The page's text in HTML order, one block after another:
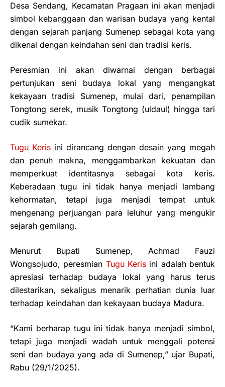
Desa Sendang, Kecamatan Pragaan ini akan menjadi
simbol kebanggaan dan warisan budaya yang kental
dengan sejarah panjang Sumenep sebagai kota yang
dikenal dengan keindahan seni dan tradisi keris.
Peresmian ini akan diwarnai dengan berbagai
pertunjukan seni budaya lokal yang mengangkat
kekayaan tradisi Sumenep, mulai dari, penampilan
Tongtong serek, musik Tongtong (uldaul) hingga tari
cudik sumekar.
Tugu Keris ini dirancang dengan desain yang megah
dan penuh makna, menggambarkan kekuatan dan
memperkuat identitasnya sebagai kota keris.
Keberadaan tugu ini tidak hanya menjadi lambang
kehormatan, tetapi juga menjadi tempat untuk
mengenang perjuangan para leluhur yang mengukir
sejarah gemilang.
Menurut Bupati Sumenep, Achmad Fauzi
Wongsojudo, peresmian Tugu Keris ini adalah bentuk
apresiasi terhadap budaya lokal yang harus terus
dilestarikan, sekaligus menarik perhatian dunia luar
terhadap keindahan dan kekayaan budaya Madura.
“Kami berharap tugu ini tidak hanya menjadi simbol,
tetapi juga menjadi wadah untuk menggali potensi
seni dan budaya yang ada di Sumenep,” ujar Bupati,
Rabu (29/1/2025).